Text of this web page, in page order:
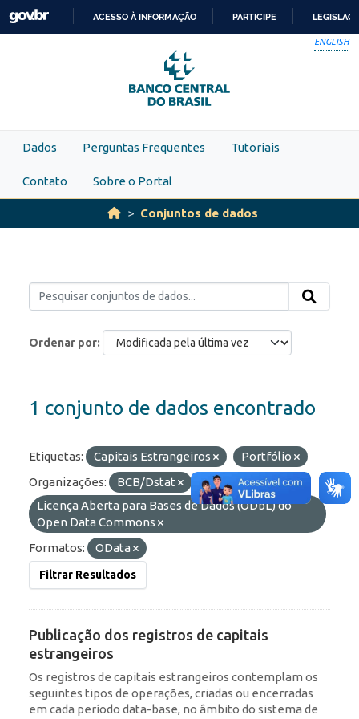
Skip to main content
PARA
O
CONTEÚDO
ACESSO À INFORMAÇÃO PARTICIPE
ENGLISH
Dados Perguntas Frequentes Tutoriais
Contato Sobre o Portal
Conjuntos de dados
Ordenar por
1 conjunto de dados encontrado
Etiquetas: Capitais Estrangeiros
Portfólio
Organizações:
BCB/Dstat
Licenças:
Licença Aberta para Bases de Dados (ODbL) do
Open Data Commons
Formatos:
OData
Filtrar Resultados
Publicação dos registros de capitais
estrangeiros
Os registros de capitais estrangeiros contemplam os
seguintes tipos de operações, criadas ou encerradas
em cada período data-base, no âmbito do sistema de